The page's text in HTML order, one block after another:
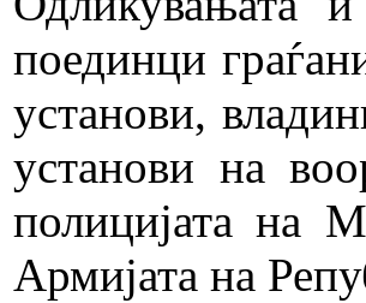
поединци
установи,
установи на
полицијата на
Армијата на